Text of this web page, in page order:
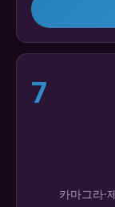
7
카마그라·